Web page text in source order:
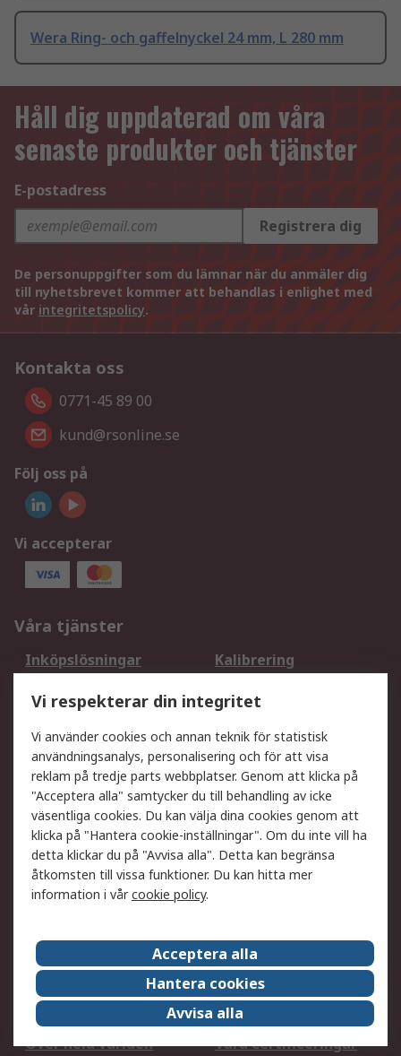
Wera Ring- och gaffelnyckel 24 mm, L 280 mm
Håll dig uppdaterad om våra
senaste produkter och tjänster
E-postadress
Registrera dig
De personuppgifter som du lämnar när du anmäler dig
till nyhetsbrevet kommer att behandlas i enlighet med
vår integritetspolicy.
Kontakta oss
0771-45 89 00
kund@rsonline.se
Följ oss på
Vi accepterar
Våra tjänster
Inköpslösningar
Kalibrering
DesignSpark
Teknisk Support
Ditt lokala säljteam
Exportlösningar
Support
Få hjälp
Retur av varor
Leverans
Spåra din order
Begär en fakturakopi
Fördelar med RS-konto
Betalningsalternativ
Om RS
Försäljningsvillkor
Det juridiska
Press Centre
Jobba hos RS
ESG
Över hela världen
Våra certificeringar
Vi respekterar din integritet
Vi använder cookies och annan teknik för statistisk
användningsanalys, personalisering och för att visa
reklam på tredje parts webbplatser. Genom att klicka på
"Acceptera alla" samtycker du till behandling av icke
väsentliga cookies. Du kan välja dina cookies genom att
klicka på "Hantera cookie-inställningar". Om du inte vill ha
detta klickar du på "Avvisa alla". Detta kan begränsa
åtkomsten till vissa funktioner. Du kan hitta mer
information i vårcookie policy.
Acceptera alla
Hantera cookies
Avvisa alla